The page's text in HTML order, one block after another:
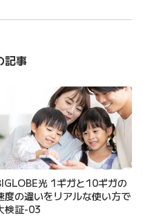
記事
光 1ギガと10ギガの
度の違いをリアルな使い方で
検証-03